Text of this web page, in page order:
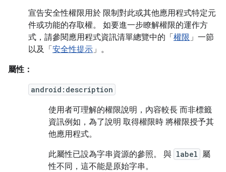
宣告安全性權限用於 限制對此或其他應用程式特定元
件或功能的存取權。 如要進一步瞭解權限的運作方
式，請參閱應用程式資訊清單總覽中的「 權限」一節
以及「 安全性提示」。
屬性：
android:description
使用者可理解的權限說明，內容較長 而非標籤
資訊例如，為了說明 取得權限時 將權限授予其
他應用程式。
此屬性已設為字串資源的參照。 與 label 屬
性不同，這不能是原始字串。